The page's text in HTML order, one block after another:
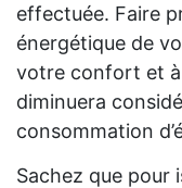
effectuée. Faire
énergétique de
votre confort et
diminuera
consommation
Sachez que pour